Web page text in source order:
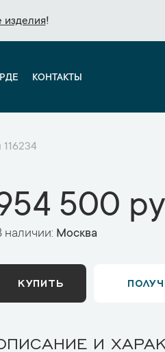
!!
КОНТАКТЫ
500
наличии: Москва
КУПИТЬ
И